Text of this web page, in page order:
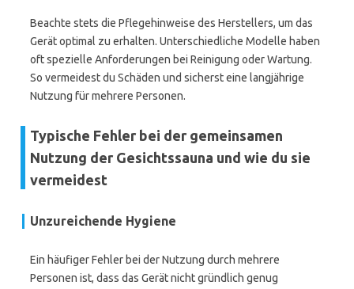
Beachte stets die Pflegehinweise des Herstellers, um das
Gerät optimal zu erhalten. Unterschiedliche Modelle haben
oft spezielle Anforderungen bei Reinigung oder Wartung.
So vermeidest du Schäden und sicherst eine langjährige
Nutzung für mehrere Personen.
Typische Fehler bei der gemeinsamen
Nutzung der Gesichtssauna und wie du sie
vermeidest
Unzureichende Hygiene
Ein häufiger Fehler bei der Nutzung durch mehrere
Personen ist, dass das Gerät nicht gründlich genug